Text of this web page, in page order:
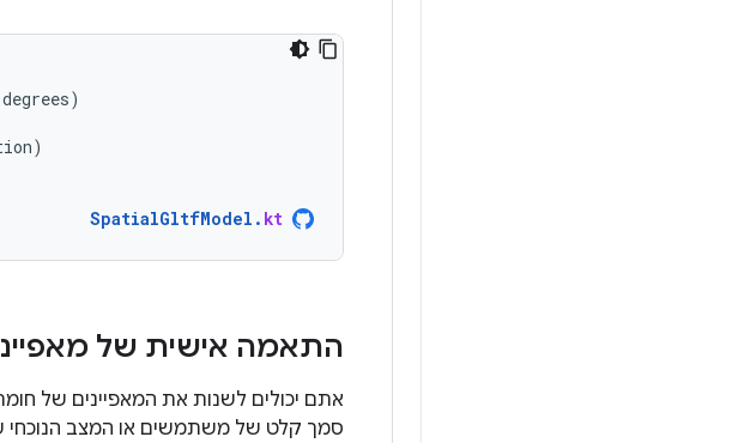
degrees)
)
SpatialGltfModel . kt
התאמה אישית של
אתם יכולים לשנות את המאפיינים של
סמך קלט של משתמשים או המצב הנוכחי